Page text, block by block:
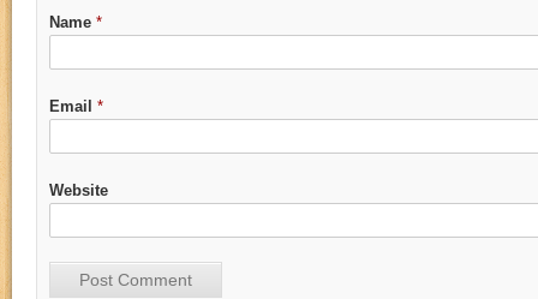
Name *
Email *
Website